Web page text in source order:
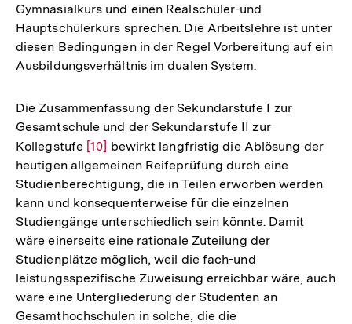
Fußnote
Gymnasialkurs und einen Realschüler-und
Hauptschülerkurs sprechen. Die Arbeitslehre ist unter
diesen Bedingungen in der Regel Vorbereitung auf ein
Ausbildungsverhältnis im dualen System.
Die Zusammenfassung der Sekundarstufe I zur
Gesamtschule und der Sekundarstufe II zur
Kollegstufe Zur
Auflösung
der
Fußnote
[10] bewirkt langfristig die Ablösung der
heutigen allgemeinen Reifeprüfung durch eine
Studienberechtigung, die in Teilen erworben werden
kann und konsequenterweise für die einzelnen
Studiengänge unterschiedlich sein könnte. Damit
wäre einerseits eine rationale Zuteilung der
Studienplätze möglich, weil die fach-und
leistungsspezifische Zuweisung erreichbar wäre, auch
wäre eine Untergliederung der Studenten an
Gesamthochschulen in solche, die die